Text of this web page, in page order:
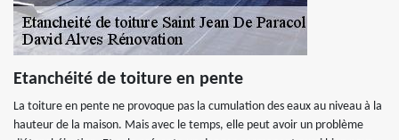
Etanchéité de toiture en pente
La toiture en pente ne provoque pas la cumulation des eaux au niveau à la
hauteur de la maison. Mais avec le temps, elle peut avoir un problème